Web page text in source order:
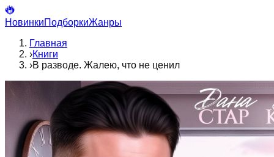
НовинкиПодборкиЖанры
Главная
›Книги
›В разводе. Жалею, что не ценил